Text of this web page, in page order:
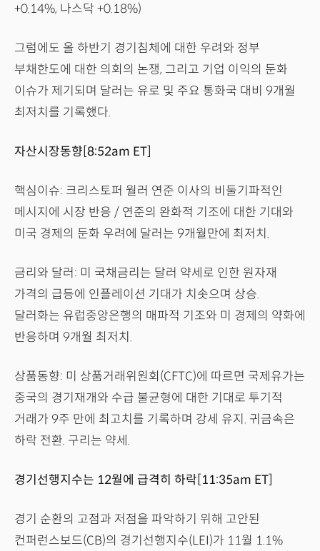
+0.14%, 나스닥 +0.18%)
그럼에도 올 하반기 경기침체에 대한 우려와 정부
부채한도에 대한 의회의 논쟁, 그리고 기업 이익의 둔화
이슈가 제기되며 달러는 유로 및 주요 통화국 대비 9개월
최저치를 기록했다.
자산시장동향[8:52am ET]
핵심이슈: 크리스토퍼 월러 연준 이사의 비둘기파적인
메시지에 시장 반응 / 연준의 완화적 기조에 대한 기대와
미국 경제의 둔화 우려에 달러는 9개월만에 최저치.
금리와 달러: 미 국채금리는 달러 약세로 인한 원자재
가격의 급등에 인플레이션 기대가 치솟으며 상승.
달러화는 유럽중앙은행의 매파적 기조와 미 경제의 약화에
반응하며 9개월 최저치.
상품동향: 미 상품거래위원회(CFTC)에 따르면 국제유가는
중국의 경기재개와 수급 불균형에 대한 기대로 투기적
거래가 9주 만에 최고치를 기록하며 강세 유지. 귀금속은
하락 전환. 구리는 약세.
경기선행지수는 12월에 급격히 하락[11:35am ET]
경기 순환의 고점과 저점을 파악하기 위해 고안된
컨퍼런스보드(CB)의 경기선행지수(LEI)가 11월 1.1%